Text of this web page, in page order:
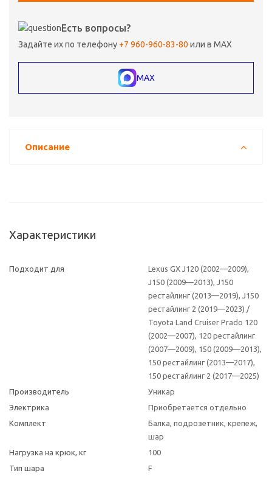
Есть вопросы?
Задайте их по телефону +7 960-960-83-80 или в MAX
MAX
Описание
Характеристики
Подходит для
Lexus GX J120 (2002—2009),
J150 (2009—2013), J150
рестайлинг (2013—2019), J150
рестайлинг 2 (2019—2023) /
Toyota Land Cruiser Prado 120
(2002—2007), 120 рестайлинг
(2007—2009), 150 (2009—2013),
150 рестайлинг (2013—2017),
150 рестайлинг 2 (2017—2025)
Производитель
Уникар
Электрика
Приобретается отдельно
Комплект
Балка, подрозетник, крепеж,
шар
Нагрузка на крюк, кг
100
Тип шара
F